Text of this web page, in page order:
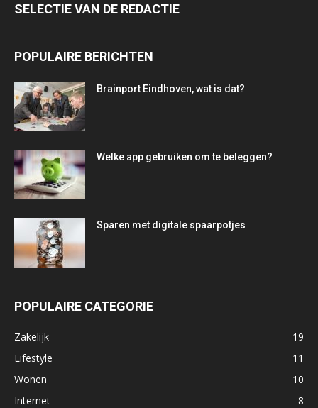
SELECTIE VAN DE REDACTIE
POPULAIRE BERICHTEN
Brainport Eindhoven, wat is dat?
Welke app gebruiken om te beleggen?
Sparen met digitale spaarpotjes
POPULAIRE CATEGORIE
Zakelijk
19
Lifestyle
11
Wonen
10
Internet
8